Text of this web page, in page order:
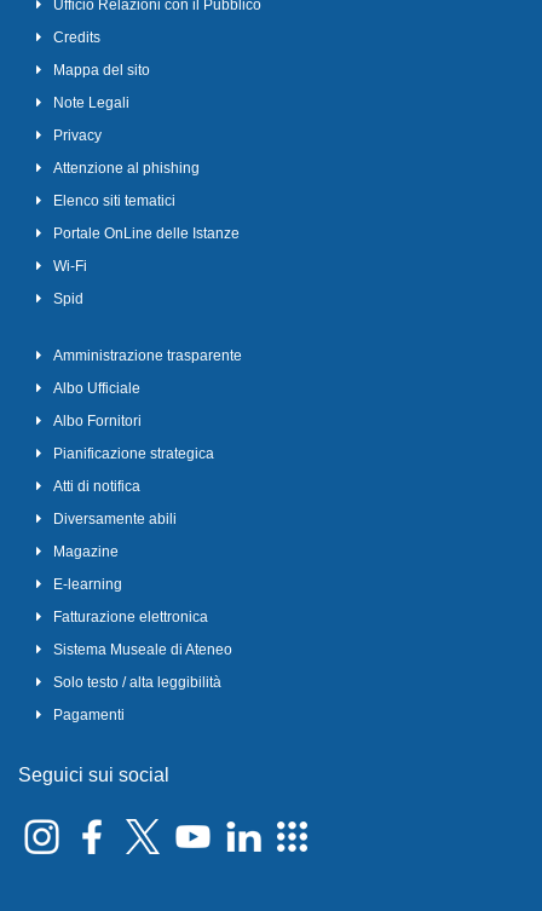
Ufficio Relazioni con il Pubblico
Credits
Mappa del sito
Note Legali
Privacy
Attenzione al phishing
Elenco siti tematici
Portale OnLine delle Istanze
Wi-Fi
Spid
Amministrazione trasparente
Albo Ufficiale
Albo Fornitori
Pianificazione strategica
Atti di notifica
Diversamente abili
Magazine
E-learning
Fatturazione elettronica
Sistema Museale di Ateneo
Solo testo / alta leggibilità
Pagamenti
Seguici sui social